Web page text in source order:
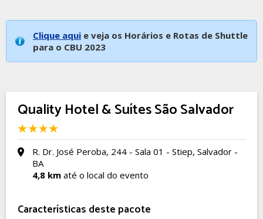
Clique aqui e veja os Horários e Rotas de Shuttle
para o CBU 2023
Quality Hotel & Suítes São Salvador
R. Dr. José Peroba, 244 - Sala 01 - Stiep, Salvador -
BA
4,8 km até o local do evento
Características deste pacote